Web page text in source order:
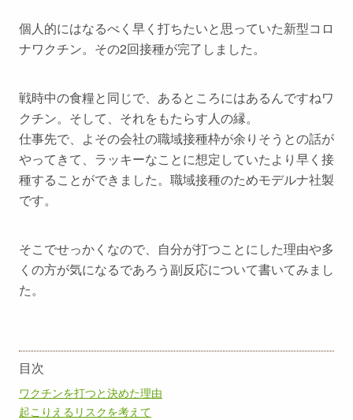
個人的にはなるべく早く打ちたいと思っていた新型コロ
ナワクチン。その2回接種が完了しました。
戦時中の食糧と同じで、あるところにはあるんですねワ
クチン。そして、それをもたらす人の縁。
仕事先で、よその会社の職域接種枠が余りそうとの話が
やってきて、ラッキーなことに想定していたより早く接
種することができました。職域接種のためモデルナ社製
です。
そこでせっかくなので、自分が打つことにした理由や多
くの方が気になるであろう副反応について書いてみまし
た。
目次
ワクチンを打つと決めた理由
起こりえるリスクを考えて